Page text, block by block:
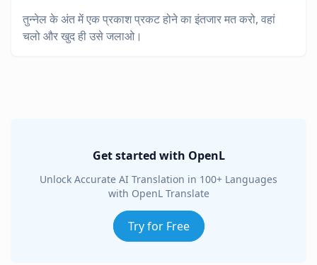
तुन्नेल के अंत में एक प्रकाश प्रकट होने का इंतजार मत करो, वहां
चलो और खुद ही उसे जलाओ।
Get started with OpenL
Unlock Accurate AI Translation in 100+ Languages
with OpenL Translate
Try for Free